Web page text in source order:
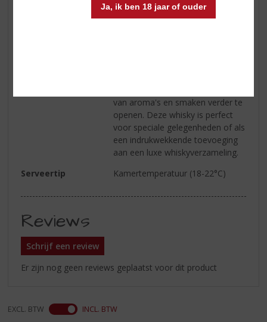
Ja, ik ben 18 jaar of ouder
De Macallan 31 Years Sherry
van aroma's en smaken verder te
openen. Deze whisky is perfect
voor speciale gelegenheden of als
een indrukwekkende toevoeging
aan een luxe whiskyverzameling.
Serveertip
Kamertemperatuur (18-22°C)
Reviews
Schrijf een review
Er zijn nog geen reviews geplaatst voor dit product
EXCL. BTW INCL. BTW